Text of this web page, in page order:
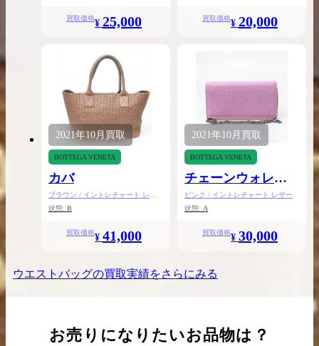
買取価格¥ 25,000 買取価格¥ 20,000
2021年10月 買取
BOTTEGA VENETA
カバ
ブラウン / イントレチャート レザ
ー
状態: B
買取価格¥ 41,000
2021年10月 買取
BOTTEGA VENETA
チェーンウォレッ
ト
ピンク / イントレチャート レザー
状態: A
買取価格¥ 30,000
ウエストバッグの買取実績をさらにみる
お売りになりたいお品物は？